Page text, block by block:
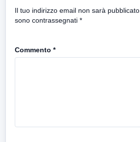
Il tuo indirizzo email non sarà pubblicato.
sono contrassegnati *
Commento *